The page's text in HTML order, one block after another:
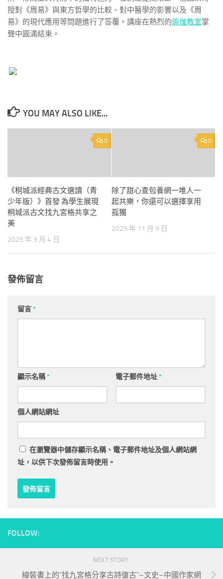
授對《周易》與東方哲學的比較、對中醫學的影響以及《周
易》的現代應用等問題進行了答覆。講座在熱烈的瑜伽教室掌
聲中圓滿結束。
YOU MAY ALSO LIKE...
0
《桐城派經典古文選讀（青
少年版）》首發 為學生展現
桐城派古文找九宮格共享之
美
2025 年 3 月 4 日
0
除了甜心查包養網一堆人一
起共樂，你還可以選擇享用
孤獨
2025 年 11 月 9 日
發佈留言
留言*
顯示名稱* 電子郵件地址*
個人網站網址
在瀏覽器中儲存顯示名稱、電子郵件地址及個人網站網
址，以供下次發佈留言時使用。
FOLLOW:
NEXT STORY
線裝書上的“找九宮格分享古詩復古”–文史–中國作家網